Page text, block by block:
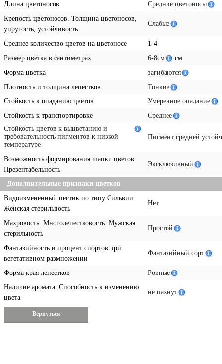
Длина цветоносов
Средние цветоносы
Крепость цветоносов. Толщина цветоносов,
упругость, устойчивость
Слабые
Среднее количество цветов на цветоносе
1-4
Размер цветка в сантиметрах
6-8см
см
Форма цветка
загибаются
Плотность и толщина лепестков
Тонкие
Стойкость к опаданию цветов
Умеренное опадание
Стойкость к транспортировке
Среднее
Стойкость цветов к выцветанию и
требовательность пигментов к низкой
температуре
Пигмент средней
Возможность формирования шапки цветов.
Презентабельность
Эксклюзивный
Дополнительные признаки цветков
Видоизмененный пестик по типу Сильвии.
Женская стерильность
Нет
Махровость. Многолепестковость. Мужская
стерильность
Простой
Фантазийность и процент спортов при
вегетативном размножении
Фантазийный сорт
Форма края лепестков
Ровные
Наличие аромата. Способность к изменению
цвета
не пахнут
Вернуться